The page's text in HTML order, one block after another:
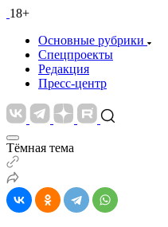
18+
Основные рубрики
Спецпроекты
Редакция
Пресс-центр
Тёмная тема